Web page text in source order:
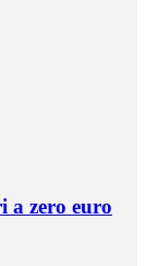
a zero euro